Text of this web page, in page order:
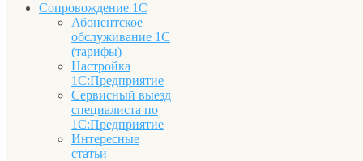
Сопровождение 1С
Абонентское
обслуживание 1С
(тарифы)
Настройка
1С:Предприятие
Сервисный выезд
специалиста по
1С:Предприятие
Интересные
статьи